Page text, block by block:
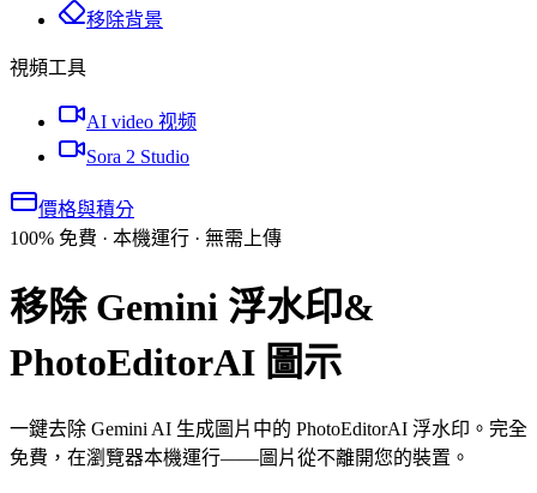
移除背景
視頻工具
AI video 视频
Sora 2 Studio
價格與積分
100% 免費 · 本機運行 · 無需上傳
移除 Gemini 浮水印&
PhotoEditorAI 圖示
一鍵去除 Gemini AI 生成圖片中的 PhotoEditorAI 浮水印。完全
免費，在瀏覽器本機運行——圖片從不離開您的裝置。